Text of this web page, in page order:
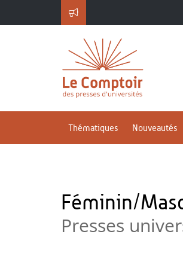
Thématiques Nouveautés
Féminin/
Presses